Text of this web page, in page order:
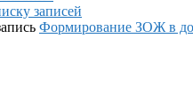
записей
Формирование ЗОЖ в